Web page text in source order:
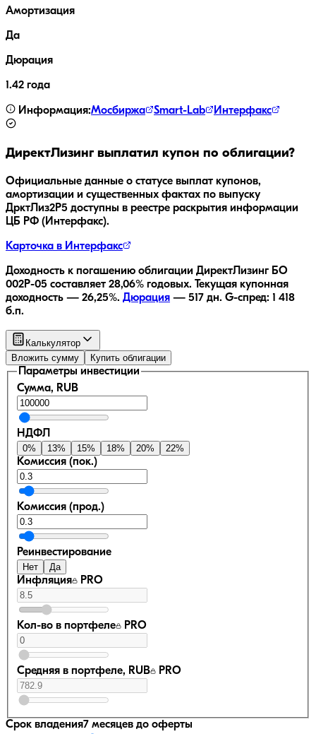
Амортизация
Да
Дюрация
1.42 года
Информация:Мосбиржа Smart-Lab Интерфакс
ДиректЛизинг выплатил купон по облигации?
Официальные данные о статусе выплат купонов,
амортизации и существенных фактах по выпуску
ДрктЛиз2Р5 доступны в реестре раскрытия информации
ЦБ РФ (Интерфакс).
Карточка в Интерфакс
Доходность к погашению облигации ДиректЛизинг БО
002Р-05 составляет 28,06% годовых. Текущая купонная
доходность — 26,25%. Дюрация — 517 дн. G-спред: 1 418
б.п.
Калькулятор
Вложить сумму
Купить облигации
Параметры инвестиции
Сумма, RUB
НДФЛ
0% 13% 15% 18% 20% 22%
Комиссия (пок.)
Комиссия (прод.)
Реинвестирование
Нет Да
Инфляция PRO
Кол-во в портфеле PRO
Средняя в портфеле, RUB PRO
Срок владения7 месяцев до оферты